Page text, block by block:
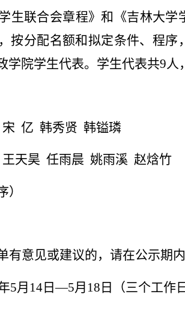
生联合会章程》和《吉林大
按分配名额和拟定条件、程
学院学生代表。学生代表共9人
宋 亿 韩秀贤 韩镒璘
王天昊 任雨晨 姚雨溪 赵焓竹
）
有意见或建议的，请在公示期
5月 14 日—5月 18 日 （三个工作日